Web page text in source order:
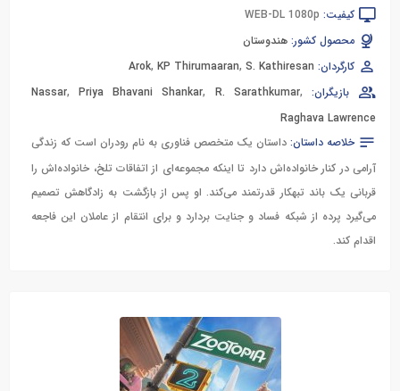
کیفیت: WEB-DL 1080p
محصول کشور: هندوستان
کارگردان:
Arok, KP Thirumaaran, S. Kathiresan
بازیگران:
Nassar,Priya Bhavani Shankar, R. Sarathkumar,
Raghava Lawrence
خلاصه داستان: داستان یک متخصص فناوری به نام رودران است که زندگی
آرامی در کنار خانواده‌اش دارد تا اینکه مجموعه‌ای از اتفاقات تلخ، خانواده‌اش را
قربانی یک باند تبهکار قدرتمند می‌کند. او پس از بازگشت به زادگاهش تصمیم
می‌گیرد پرده از شبکه فساد و جنایت بردارد و برای انتقام از عاملان این فاجعه
اقدام کند.